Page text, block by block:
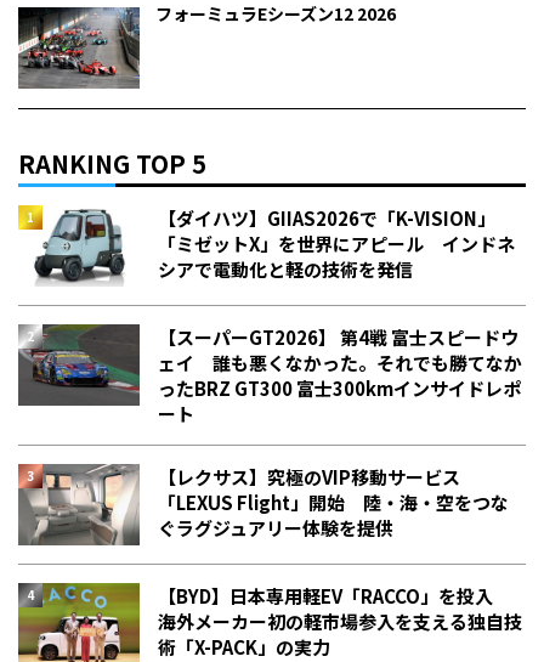
フォーミュラEシーズン12 2026
RANKING TOP 5
【ダイハツ】GIIAS2026で「K-VISION」
「ミゼットX」を世界にアピール インドネ
シアで電動化と軽の技術を発信
【スーパーGT2026】 第4戦 富士スピードウ
ェイ 誰も悪くなかった。それでも勝てなか
った――BRZ GT300 富士300kmインサイドレポ
ート
【レクサス】究極のVIP移動サービス
「LEXUS Flight」開始 陸・海・空をつな
ぐラグジュアリー体験を提供
【BYD】日本専用軽EV「RACCO」を投入
海外メーカー初の軽市場参入を支える独自技
術「X-PACK」の実力